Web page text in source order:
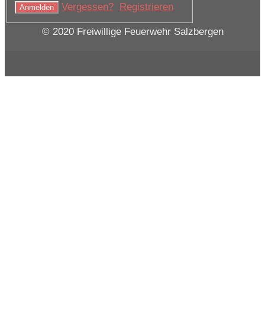
Vergessen? Registrieren
© 2020 Freiwillige Feuerwehr Salzbergen